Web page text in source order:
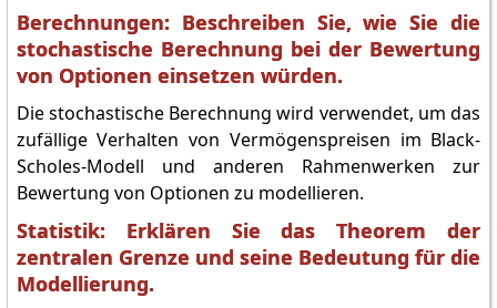
Berechnungen: Beschreiben Sie, wie Sie die
stochastische Berechnung bei der Bewertung
von Optionen einsetzen würden.
Die stochastische Berechnung wird verwendet, um das
zufällige Verhalten von Vermögenspreisen im Black-
Scholes-Modell und anderen Rahmenwerken zur
Bewertung von Optionen zu modellieren.
Statistik: Erklären Sie das Theorem der
zentralen Grenze und seine Bedeutung für die
Modellierung.